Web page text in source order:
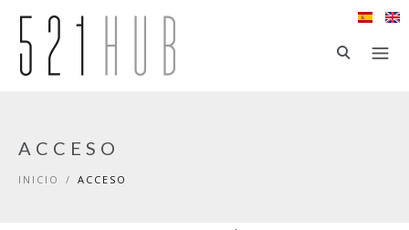
Ir al contenido principal
ACCESO
INICIO / ACCESO